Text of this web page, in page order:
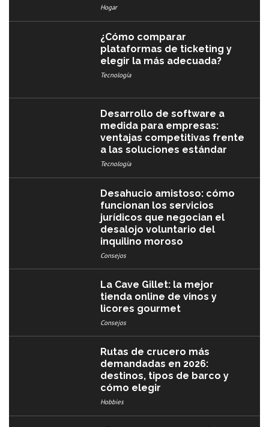
Hogar
¿Cómo comparar
plataformas de ticketing y
elegir la más adecuada?
Tecnología
Desarrollo de software a
medida para empresas:
ventajas competitivas frente
a las soluciones estándar
Tecnología
Desahucio amistoso: cómo
funcionan los servicios
jurídicos que negocian el
desalojo voluntario del
inquilino moroso
Consejos
La Cave Gillet: la mejor
tienda online de vinos y
licores gourmet
Consejos
Rutas de crucero más
demandadas en 2026:
destinos, tipos de barco y
cómo elegir
Hobbies